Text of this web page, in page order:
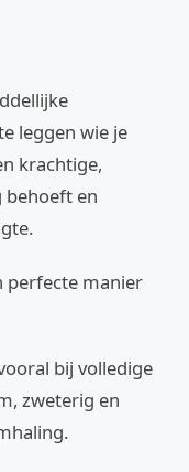
leggen wie je
krachtige,
behoeft en
perfecte manier
bij volledige
zweterig en